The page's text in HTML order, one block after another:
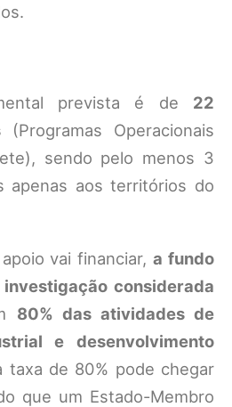
prevista é de 22
(Programas Operacionais
sendo pelo menos 3
apenas aos territórios do
vai financiar,a fundo
considerada
80% das atividades de
e desenvolvimento
taxa de 80% pode chegar
que um Estado-Membro